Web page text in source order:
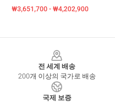
₩3,651,700 - ₩4,202,900
전 세계 배송
200개 이상의 국가로 배송
국제 보증